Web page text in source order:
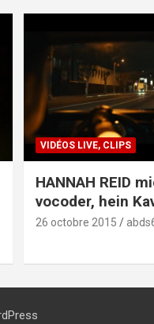
VIDÉOS LIVE, CLIPS
HANNAH REID
vocoder, hein
26 octobre 2015